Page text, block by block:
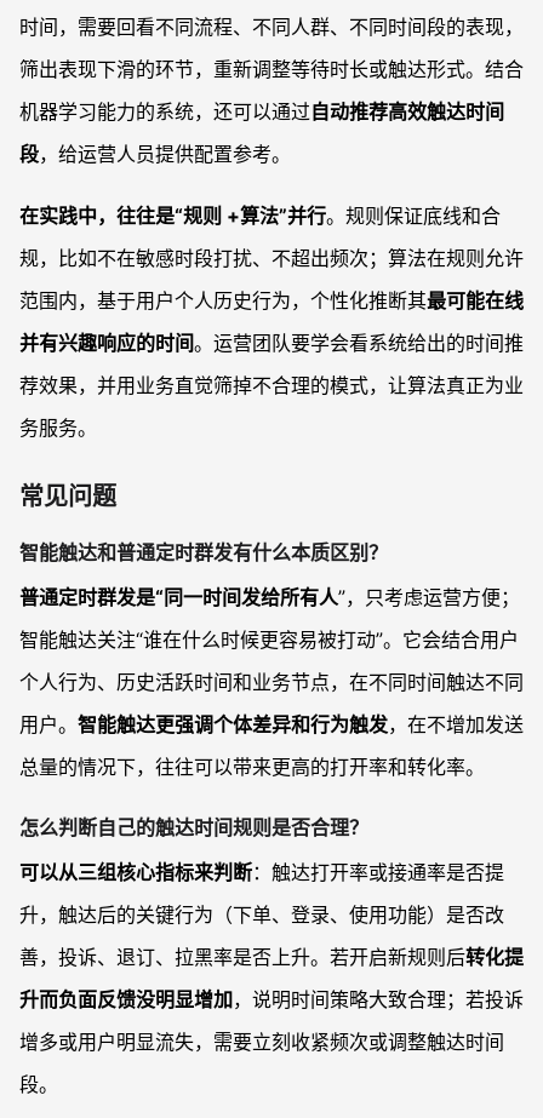
时间，需要回看不同流程、不同人群、不同时间段的表现，
筛出表现下滑的环节，重新调整等待时长或触达形式。结合
机器学习能力的系统，还可以通过自动推荐高效触达时间
段，给运营人员提供配置参考。
在实践中，往往是“规则 +算法”并行。规则保证底线和合
规，比如不在敏感时段打扰、不超出频次；算法在规则允许
范围内，基于用户个人历史行为，个性化推断其最可能在线
并有兴趣响应的时间。运营团队要学会看系统给出的时间推
荐效果，并用业务直觉筛掉不合理的模式，让算法真正为业
务服务。
常见问题
智能触达和普通定时群发有什么本质区别？
普通定时群发是“同一时间发给所有人”，只考虑运营方便；
智能触达关注“谁在什么时候更容易被打动”。它会结合用户
个人行为、历史活跃时间和业务节点，在不同时间触达不同
用户。 智能触达更强调个体差异和行为触发，在不增加发送
总量的情况下，往往可以带来更高的打开率和转化率。
怎么判断自己的触达时间规则是否合理？
可以从三组核心指标来判断：触达打开率或接通率是否提
升，触达后的关键行为（下单、登录、使用功能）是否改
善，投诉、退订、拉黑率是否上升。若开启新规则后转化提
升而负面反馈没明显增加，说明时间策略大致合理；若投诉
增多或用户明显流失，需要立刻收紧频次或调整触达时间
段。